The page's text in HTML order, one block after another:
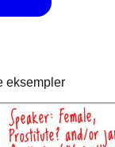
eksempler